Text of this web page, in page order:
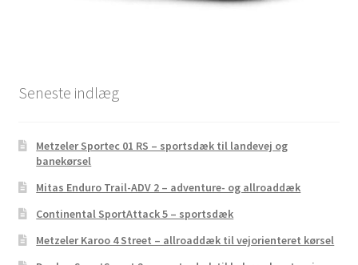
Seneste indlæg
Metzeler Sportec 01 RS – sportsdæk til landevej og
banekørsel
Mitas Enduro Trail-ADV 2 – adventure- og allroaddæk
Continental SportAttack 5 – sportsdæk
Metzeler Karoo 4 Street – allroaddæk til vejorienteret kørsel